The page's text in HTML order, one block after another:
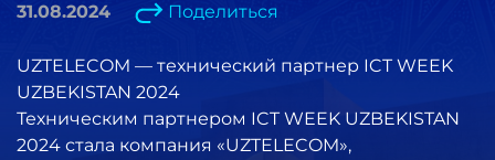
31.08.2024 Поделиться
UZTELECOM — технический партнер ICT WEEK
UZBEKISTAN 2024
Техническим партнером ICT WEEK UZBEKISTAN
2024 стала компания «UZTELECOM»,